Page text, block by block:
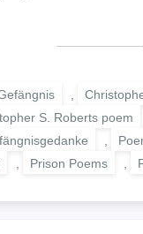
S. Roberts poem
Prison Poems